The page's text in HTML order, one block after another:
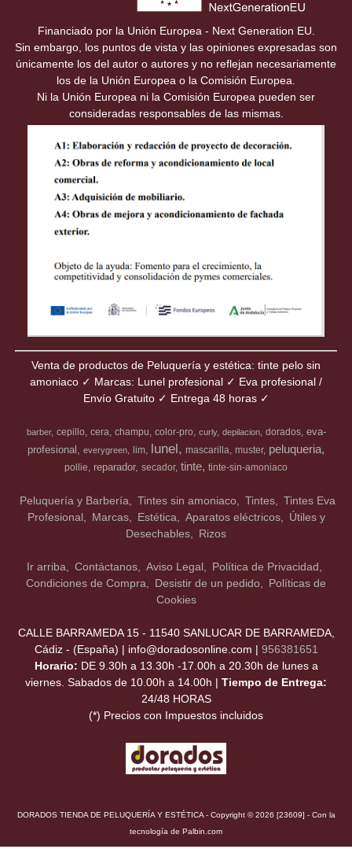
Financiado por la Unión Europea - Next Generation EU.
Sin embargo, los puntos de vista y las opiniones expresadas son
únicamente los del autor o autores y no reflejan necesariamente
los de la Unión Europea o la Comisión Europea.
Ni la Unión Europea ni la Comisión Europea pueden ser
consideradas responsables de las mismas.
Venta de productos de Peluquería y estética: tinte pelo sin
amoniaco ✓ Marcas: Lunel profesional ✓ Eva profesional /
Envío Gratuito ✓ Entrega 48 horas ✓
barber cepillo cera champu color-pro curly depilacion dorados eva-
profesional
everygreen lim lunel mascarilla muster peluqueria
pollie reparador secador tinte tinte-sin-amoniaco
Peluquería y Barbería Tintes sin amoniaco Tintes
Tintes Eva
Profesional
Marcas Estética Aparatos eléctricos
Útiles y
Desechables
Rizos
Ir arriba Contáctanos Aviso Legal
Política de Privacidad
Condiciones de Compra
Desistir de un pedido
Políticas de
Cookies
CALLE BARRAMEDA 15 - 11540 SANLUCAR DE BARRAMEDA,
Cádiz - (España) | info@doradosonline.com | 956381651
Horario: DE 9.30h a 13.30h -17.00h a 20.30h de lunes a
viernes. Sabados de 10.00h a 14.00h | Tiempo de Entrega:
24/48 HORAS
(*) Precios con Impuestos incluidos
DORADOS TIENDA DE PELUQUERÍA Y ESTÉTICA- Copyright © 2026 [23609] - Con la
tecnología de Palbin.com